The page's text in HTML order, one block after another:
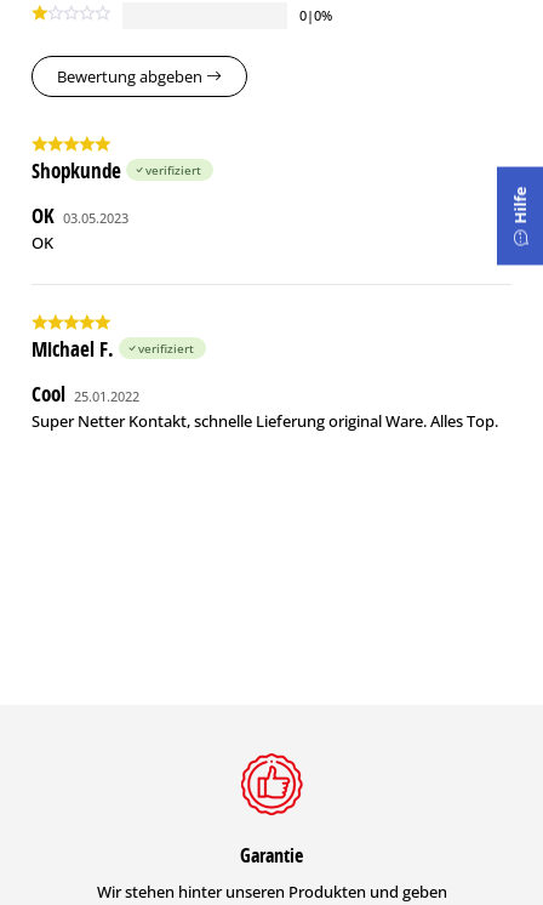
0|0%
Bewertung abgeben
Shopkunde verifiziert
OK 03.05.2023
OK
Michael F. verifiziert
Cool 25.01.2022
Super Netter Kontakt, schnelle Lieferung original Ware. Alles Top.
Garantie
Wir stehen hinter unseren Produkten und geben
Hilfe